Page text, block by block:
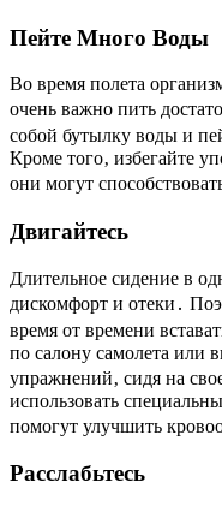
Пейте Много Воды
Во время полета
очень важно пить
собой бутылку воды и
Кроме того‚ избегайте
они могут
Двигайтесь
Длительное сидение в
дискомфорт и отеки․
время от времени
по салону самолета или
упражнений‚ сидя на
использовать
помогут улучшить
Расслабьтесь